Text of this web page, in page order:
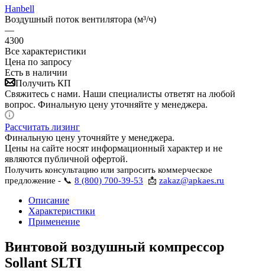
Hanbell
Воздушный поток вентилятора (м³/ч)
—
4300
Все характеристики
Цена по запросу
Есть в наличии
Получить КП
Свяжитесь с нами. Наши специалисты ответят на любой
вопрос. Финальную цену уточняйте у менеджера.
Рассчитать лизинг
Финальную цену уточняйте у менеджера.
Цены на сайте носят информационный характер и не
являются публичной офертой.
Получить консультацию или запросить коммерческое
предложение - 📞 8 (800) 700-39-53 📩 zakaz@apkaes.ru
Описание
Характеристики
Применение
Винтовой воздушный компрессор
Sollant SLTI